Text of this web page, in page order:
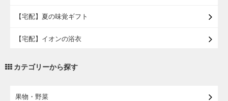
【宅配】夏の味覚ギフト
【宅配】イオンの浴衣
カテゴリーから探す
果物・野菜